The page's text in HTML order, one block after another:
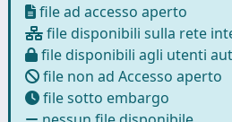
file ad accesso aperto
file disponibili sulla rete
file disponibili agli utenti
file non ad Accesso aperto
file sotto embargo